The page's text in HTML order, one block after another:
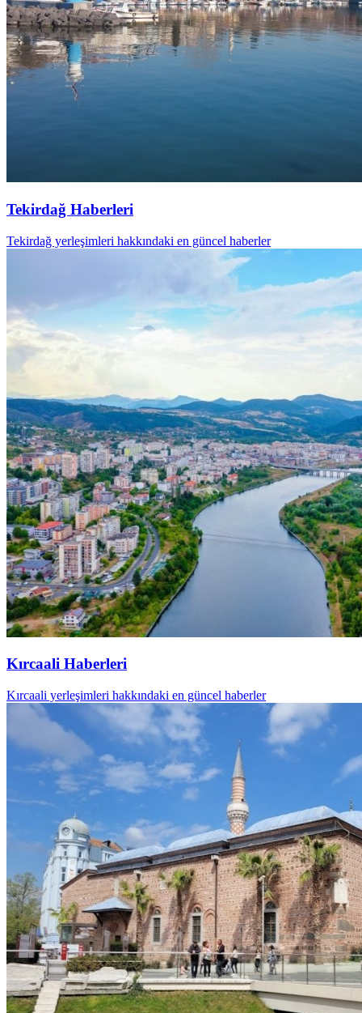
Tekirdağ Haberleri
Tekirdağ yerleşimleri hakkındaki en güncel haberler
Kırcaali Haberleri
Kırcaali yerleşimleri hakkındaki en güncel haberler